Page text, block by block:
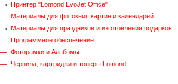
Принтер "Lomond EvoJet Office"
Материалы для фотокниг, картин и календарей
Материалы для праздников и изготовления подарков
Программное обеспечение
Фоторамки и Альбомы
Чернила, картриджи и тонеры Lomond